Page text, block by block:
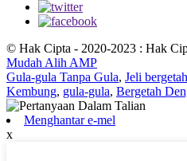
© Hak Cipta - 2020-2023 : Hak
Mudah Alih AMP
Gula-gula Tanpa Gula, Jeli bergetah
Kembung, gula-gula, Bergetah
Menghantar e-mel
x